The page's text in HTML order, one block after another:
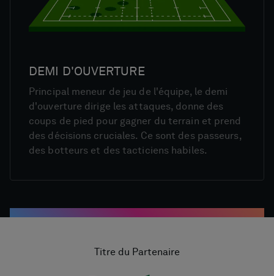
DEMI D'OUVERTURE
Principal meneur de jeu de l'équipe, le demi
d'ouverture dirige les attaques, donne des
coups de pied pour gagner du terrain et prend
des décisions cruciales. Ce sont des passeurs,
des botteurs et des tacticiens habiles.
Titre du Partenaire